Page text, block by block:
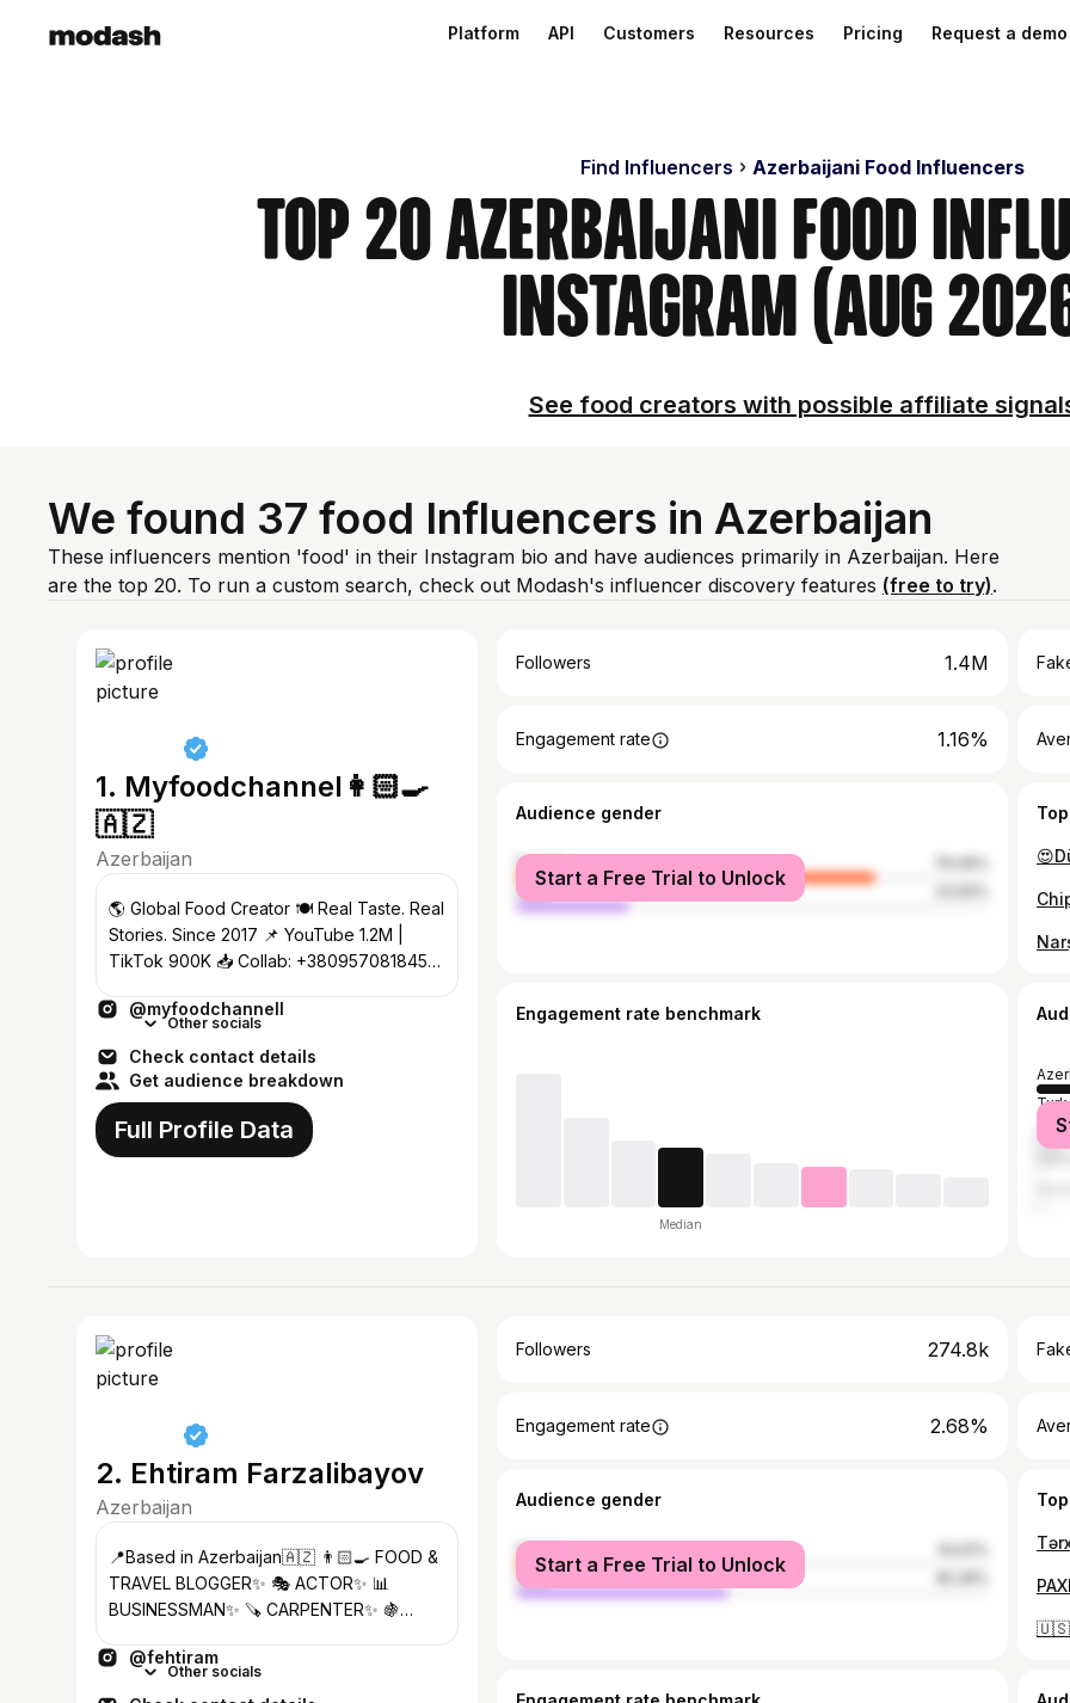
Platform API Customers Resources Pricing Request a demo
Find Influencers Azerbaijani Food Influencers
Top 20 Azerbaijani Food
Instagram (Aug
See food creators with possible affiliate
We found 37 food Influencers in Azerbaijan
These influencers mention 'food' in their Instagram bio and have audiences primarily in Azerbaijan. Here
are the top 20. To run a custom search, check out Modash's influencer discovery features (free to try).
1. Myfoodchannel👩🏻‍🍳
🇦🇿
Azerbaijan
🌎 Global Food Creator 🍽️ Real Taste. Real
Stories. Since 2017 📌 YouTube 1.2M |
TikTok 900K 📥 Collab: +380957081845
@myfoodchannell
Other socials
Check contact details
Get audience breakdown
Full Profile Data
Followers 1.4M
Engagement rate 1.16%
Audience gender
female
male
Start a Free Trial to Unlock
Engagement rate benchmark
Median
2. Ehtiram Farzalibayov
Azerbaijan
📍Based in Azerbaijan🇦🇿 👨🏻‍🍳 FOOD &
TRAVEL BLOGGER✨ 🎭 ACTOR✨ 📊
BUSINESSMAN✨ 🪚 CARPENTER✨ 🍇
@fehtiram
Other socials
Followers 274.8k
Engagement rate 2.68%
Audience gender
female
male
Start a Free Trial to Unlock